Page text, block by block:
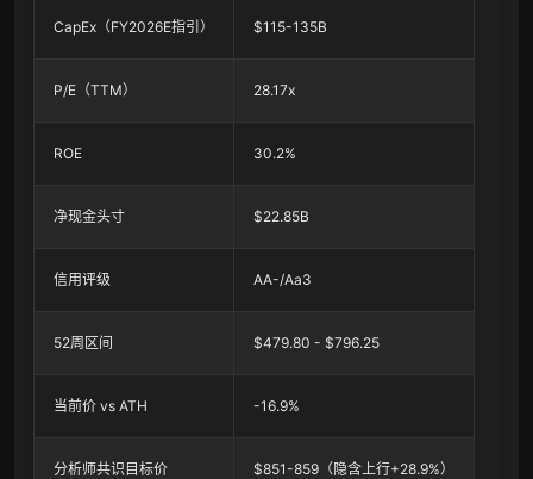
CapEx（FY2026E指引） $115-135B
P/E（TTM） 28.17x
ROE 30.2%
净现金头寸 $22.85B
信用评级 AA-/Aa3
52周区间 $479.80 - $796.25
当前价 vs ATH -16.9%
分析师共识目标价 $851-859（隐含上行+28.9%）